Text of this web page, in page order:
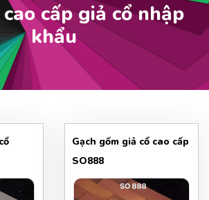
cấp giả cổ nhập
khẩu
Gạch gốm giả cổ cao cấp
SO888